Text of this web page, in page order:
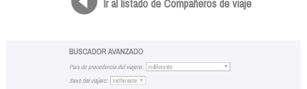
Ir al listado de Compañeros de viaje